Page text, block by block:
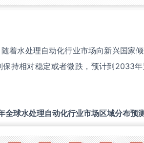
着水处理自动化行业市场向新兴国家
持相对稳定或者微跌，预计到2033
全球水处理自动化行业市场区域分布预测